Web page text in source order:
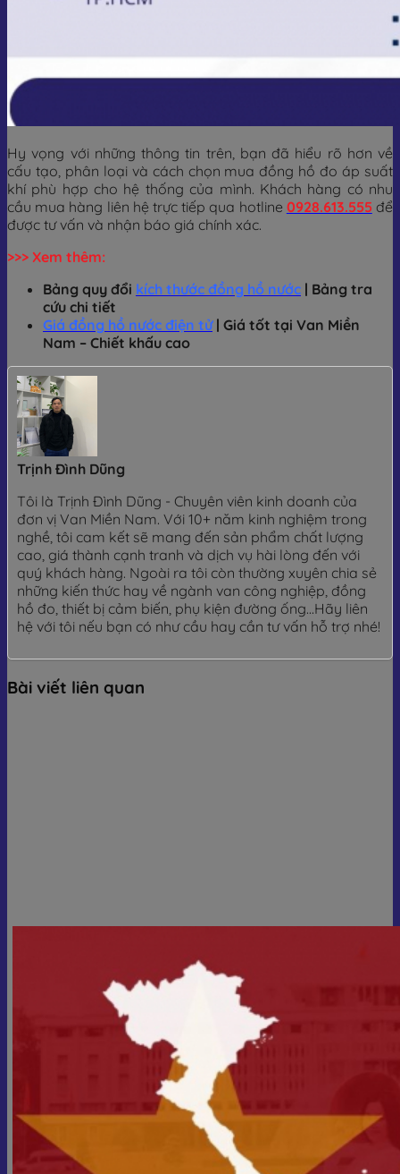
Hy vọng với những thông tin trên, bạn đã hiểu rõ hơn về
cấu tạo, phân loại và cách chọn mua đồng hồ đo áp suất
khí phù hợp cho hệ thống của mình. Khách hàng có nhu
cầu mua hàng liên hệ trực tiếp qua hotline 0928.613.555 để
được tư vấn và nhận báo giá chính xác.
>>> Xem thêm:
Bảng quy đổi kích thước đồng hồ nước | Bảng tra
cứu chi tiết
Giá đồng hồ nước điện tử| Giá tốt tại Van Miền
Nam – Chiết khấu cao
Trịnh Đình Dũng
Tôi là Trịnh Đình Dũng - Chuyên viên kinh doanh của
đơn vị Van Miền Nam. Với 10+ năm kinh nghiệm trong
nghề, tôi cam kết sẽ mang đến sản phẩm chất lượng
cao, giá thành cạnh tranh và dịch vụ hài lòng đến với
quý khách hàng. Ngoài ra tôi còn thường xuyên chia sẻ
những kiến thức hay về ngành van công nghiệp, đồng
hồ đo, thiết bị cảm biến, phụ kiện đường ống...Hãy liên
hệ với tôi nếu bạn có như cầu hay cần tư vấn hỗ trợ nhé!
Bài viết liên quan